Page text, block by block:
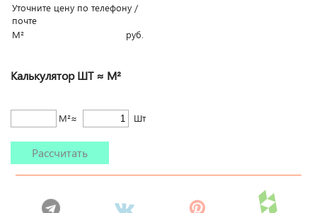
Уточните цену по телефону /
почте
М²
руб.
Калькулятор ШТ ≈ М²
М²≈ Шт
Рассчитать